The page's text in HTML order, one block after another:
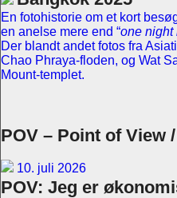
En fotohistorie om et kort
en anelse mere end “one night
Der blandt andet fotos fra
Chao Phraya-floden, og Wat
Mount-templet.
POV – Point of View
10. juli 2026
POV: Jeg er